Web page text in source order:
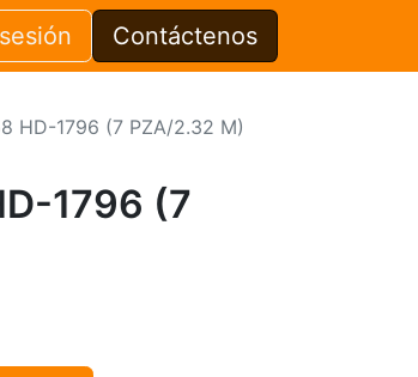
Contáctenos
HD-1796 (7 PZA/2.32 M)
1796 (7